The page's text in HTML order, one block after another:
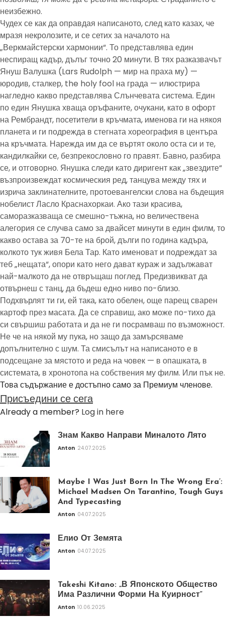
неизбежно.
Чудех се как да оправдая написаното, след като казах, че
мразя некролозите, и се сетих за началото на
„Веркмайстерски хармонии“. То представлява един
неспиращ кадър, дълъг точно 20 минути. В тях разказвачът
Януш Валушка (Lars Rudolph — мир на праха му) —
юродив, сталкер, the holy fool на града — илюстрира
нагледно какво представлява Слънчевата система. Един
по един Янушка хваща оръфаните, очукани, като в офорт
на Рембрандт, посетители в кръчмата, именова ги на някоя
планета и ги подрежда в стегната хореография в центъра
на кръчмата. Нарежда им да се въртят около оста си и те,
кандилкайки се, безпрекословно го правят. Бавно, разбира
се, и отговорно. Янушка следи като диригент как „звездите“
възпроизвеждат космическия ред, танцува между тях и
изрича заклинателните, протоевангелски слова на бъдещия
нобелист Ласло Краснахоркаи. Ако тази красива,
саморазказваща се смешно-тъжна, но величествена
алегория се случва само за двайсет минути в един филм, то
какво остава за 70-те на брой, дълги по година кадъра,
колкото тук живя Бела Тар. Като именоват и подреждат за
теб „нещата“, опори като него дават кураж и задължават
най-малкото да не отвръщаш поглед. Предизвикват да
отвърнеш с танц, да бъдеш едно ниво по-близо.
Подхвърлят ти ги, ей така, като обелен, още парещ сварен
картоф през масата. Да се справиш, ако може по-тихо да
си свършиш работата и да не ги посрамваш по възможност.
Не че на някой му пука, но защо да замърсяваме
допълнително с шум. Та смисълът на написаното е в
подсещане за мястото и реда на човек — в опашката, в
системата, в хронотопа на собствения му филм. Или пък не.
Това съдържание е достъпно само за Премиум членове.
Присъедини се сега
Already a member? Log in here
Знам Какво Направи Миналото Лято
Anton 24.07.2025
Maybe I Was Just Born In The Wrong Era’:
Michael Madsen On Tarantino, Tough Guys
And Typecasting
Anton 04.07.2025
Елио От Земята
Anton 04.07.2025
Takeshi Kitano: „В Японското Общество
Има Различни Форми На Куирност“
Anton 10.06.2025